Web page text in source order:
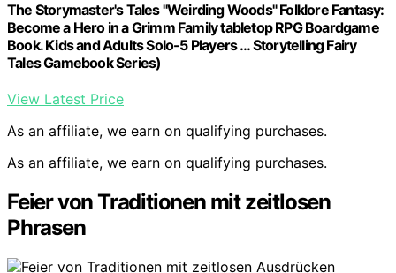
The Storymaster's Tales "Weirding Woods" Folklore Fantasy:
Become a Hero in a Grimm Family tabletop RPG Boardgame
Book. Kids and Adults Solo-5 Players … Storytelling Fairy
Tales Gamebook Series)
View Latest Price
As an affiliate, we earn on qualifying purchases.
As an affiliate, we earn on qualifying purchases.
Feier von Traditionen mit zeitlosen
Phrasen